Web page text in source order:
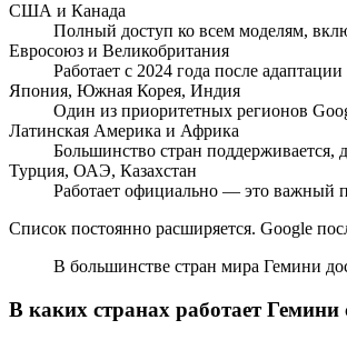
США и Канада
Полный доступ ко всем моделям,
Евросоюз и Великобритания
Работает с 2024 года после
Япония, Южная Корея, Индия
Один из приоритетных регионов
Латинская Америка и Африка
Большинство стран
Турция, ОАЭ, Казахстан
Работает официально — это важный
Список постоянно расширяется. Google
В большинстве стран мира Гемини
В каких странах работает